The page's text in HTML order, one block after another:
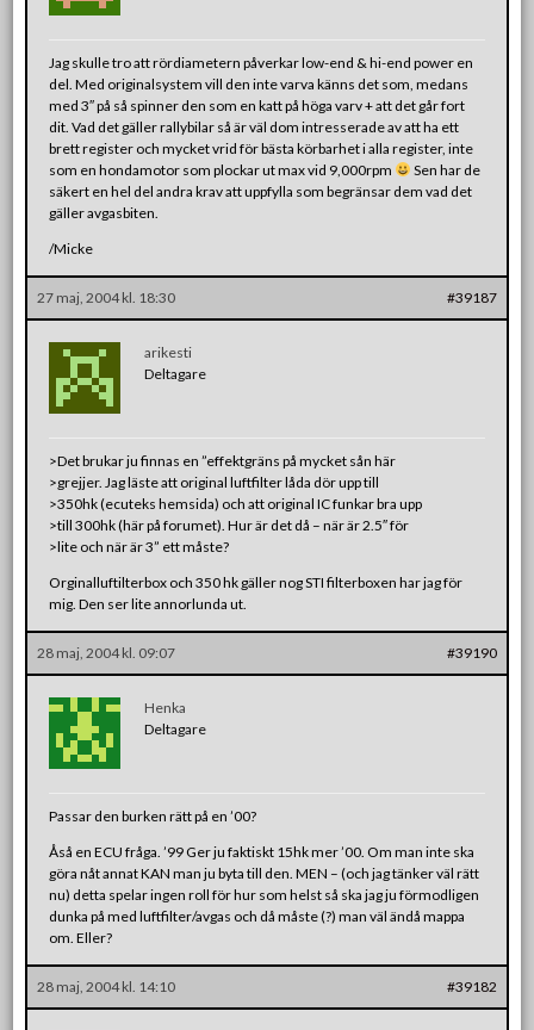
Jag skulle tro att rördiametern påverkar low-end & hi-end power en
del. Med originalsystem vill den inte varva känns det som, medans
med 3″ på så spinner den som en katt på höga varv + att det går fort
dit. Vad det gäller rallybilar så är väl dom intresserade av att ha ett
brett register och mycket vrid för bästa körbarhet i alla register, inte
som en hondamotor som plockar ut max vid 9,000rpm
Sen har de
säkert en hel del andra krav att uppfylla som begränsar dem vad det
gäller avgasbiten.
/Micke
27 maj, 2004 kl. 18:30 #39187
arikesti
Deltagare
>Det brukar ju finnas en ”effektgräns på mycket sån här
>grejjer. Jag läste att original luftfilter låda dör upp till
>350hk (ecuteks hemsida) och att original IC funkar bra upp
>till 300hk (här på forumet). Hur är det då – när är 2.5″ för
>lite och när är 3” ett måste?
Orginalluftilterbox och 350 hk gäller nog STI filterboxen har jag för
mig. Den ser lite annorlunda ut.
28 maj, 2004 kl. 09:07 #39190
Henka
Deltagare
Passar den burken rätt på en ’00?
Åså en ECU fråga. ’99 Ger ju faktiskt 15hk mer ’00. Om man inte ska
göra nåt annat KAN man ju byta till den. MEN – (och jag tänker väl rätt
nu) detta spelar ingen roll för hur som helst så ska jag ju förmodligen
dunka på med luftfilter/avgas och då måste (?) man väl ändå mappa
om. Eller?
28 maj, 2004 kl. 14:10 #39182